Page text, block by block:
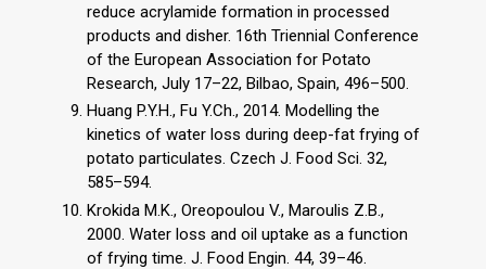
reduce acrylamide formation in processed
products and disher. 16th Triennial Conference
of the European Association for Potato
Research, July 17–22, Bilbao, Spain, 496–500.
Huang P.Y.H., Fu Y.Ch., 2014. Modelling the
kinetics of water loss during deep-fat frying of
potato particulates. Czech J. Food Sci. 32,
585–594.
Krokida M.K., Oreopoulou V., Maroulis Z.B.,
2000. Water loss and oil uptake as a function
of frying time. J. Food Engin. 44, 39–46.